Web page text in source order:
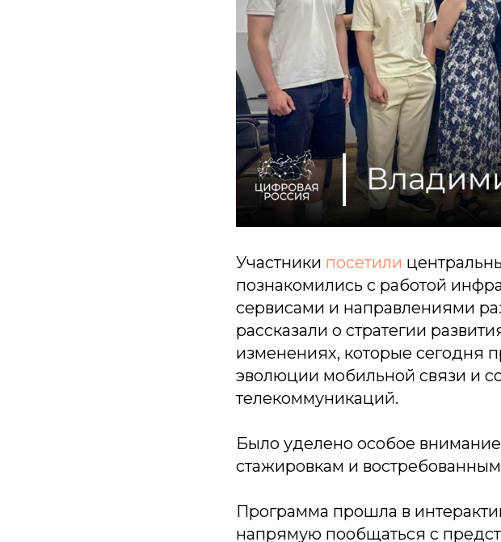
Участники посетили
познакомились с работой
сервисами и направлениями
рассказали о стратегии
изменениях, которые сегодня
эволюции мобильной связи и
телекоммуникаций.
Было уделено особое
стажировкам и
Программа прошла в
напрямую пообщаться с